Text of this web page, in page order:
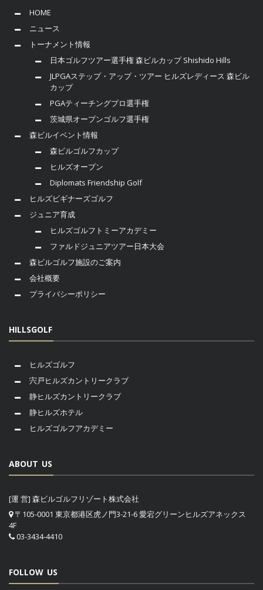
HOME
ニュース
トーナメント情報
日本ゴルフツアー選手権 森ビルカップ Shishido Hills
JLPGAステップ・アップ・ツアー ヒルズレディース 森ビル
カップ
PGAティーチングプロ選手権
茨城県オープンゴルフ選手権
森ビルイベント情報
森ビルゴルフカップ
ヒルズオープン
Diplomats Friendship Golf
ヒルズビギナーズゴルフ
ジュニア育成
ヒルズゴルフトミーアカデミー
ファルドジュニアツアー日本大会
森ビルゴルフ施設のご案内
会社概要
プライバシーポリシー
HILLSGOLF
ヒルズゴルフ
宍戸ヒルズカントリークラブ
静ヒルズカントリークラブ
静ヒルズホテル
ヒルズゴルフアカデミー
ABOUT US
[運 営] 森ビルゴルフリゾート株式会社
〒105-0001 東京都港区虎ノ門3-21-6 愛宕グリーンヒルズアネックス
4F
03-3434-4410
FOLLOW US